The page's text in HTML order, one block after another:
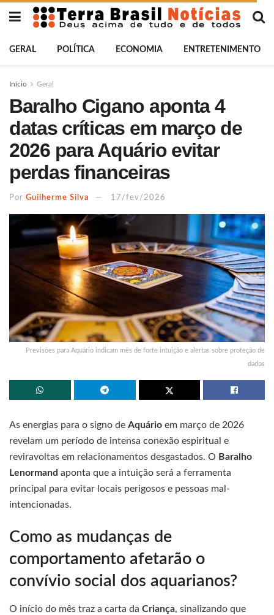
GERAL POLÍTICA ECONOMIA ENTRETENIMENTO
Início Geral
Baralho Cigano aponta 4
datas críticas em março de
2026 para Aquário evitar
perdas financeiras
Por Guilherme Silva 17/fev/2026
Previsões para Aquário indicam mês de forte intuição e alertas sobre proteção de
dados
As energias para o signo de Aquário em março de 2026
revelam um período de intensa conexão espiritual e
reviravoltas em relacionamentos desgastados. O Baralho
Lenormand aponta que a intuição será a ferramenta
principal para evitar locais perigosos e pessoas mal-
intencionadas.
Como as mudanças de
comportamento afetarão o
convívio social dos aquarianos?
O início do mês traz a carta da Criança, sinalizando que